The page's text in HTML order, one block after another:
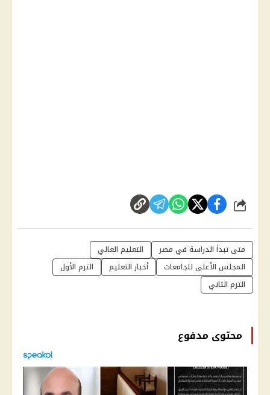
شارك
متى تبدأ الدراسة في مصر
التعليم العالي
المجلس الأعلى للجامعات
أخبار التعليم
الترم الأول
الترم الثاني
محتوى مدفوع